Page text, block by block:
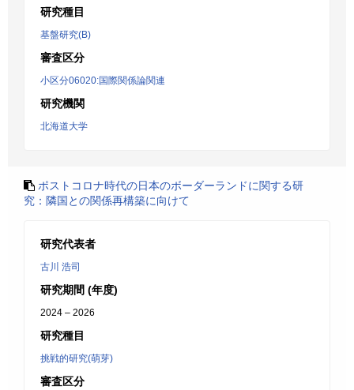
研究種目
基盤研究(B)
審査区分
小区分06020:国際関係論関連
研究機関
北海道大学
ポストコロナ時代の日本のボーダーランドに関する研
究：隣国との関係再構築に向けて
研究代表者
古川 浩司
研究期間 (年度)
2024 – 2026
研究種目
挑戦的研究(萌芽)
審査区分